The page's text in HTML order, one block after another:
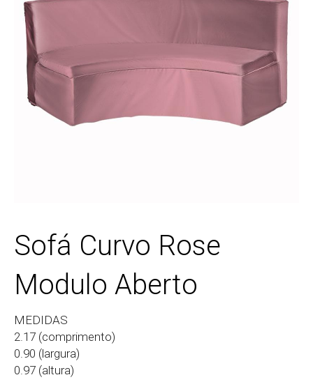
Sofá Curvo Rose
Modulo Aberto
MEDIDAS
2.17 (comprimento)
0.90 (largura)
0.97 (altura)